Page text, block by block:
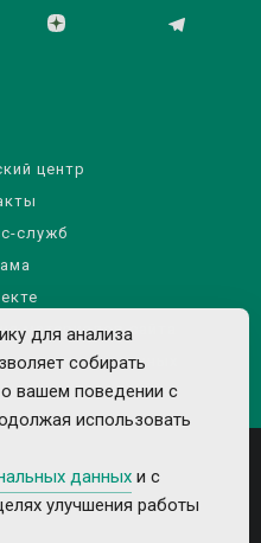
центр
служб
материалов сайта
данных
для анализа
собирать
вашем поведении с
использовать
данных и с
улучшения работы